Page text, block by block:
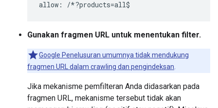
Gunakan fragmen URL untuk menentukan filter.
Google Penelusuran umumnya tidak mendukung
fragmen URL dalam crawling dan pengindeksan
Jika mekanisme pemfilteran Anda didasarkan pada
fragmen URL, mekanisme tersebut tidak akan